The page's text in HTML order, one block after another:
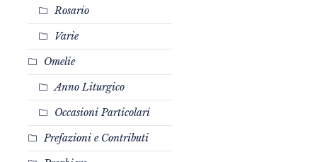
Rosario
Varie
Omelie
Anno Liturgico
Occasioni Particolari
Prefazioni e Contributi